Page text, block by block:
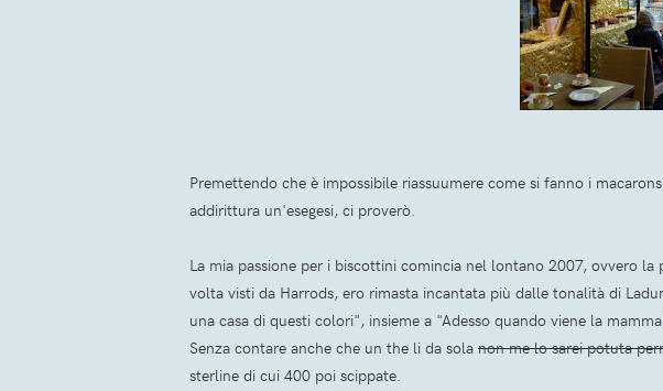
Premettendo che è impossibile riassuumere come si fanno i
addirittura un'esegesi, ci proverò.
La mia passione per i biscottini comincia nel lontano 2007, ovvero
volta visti da Harrods, ero rimasta incantata più dalle tonalità di
una casa di questi colori", insieme a "Adesso quando viene la
Senza contare anche che un the li da sola non me lo sarei potuta
sterline di cui 400 poi scippate.